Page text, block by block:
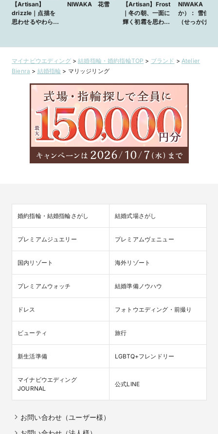
【Artisan】
drizzle｜点描を
思わせるやわらか
地を潤す春の霧雨
にやさしい記憶を
重ねて。
NIWAKA 花雪
【Artisan】Frost
｜冬の朝、一面に
輝く初霜を思わせ
に歩いたあの冬の
日の記憶を永遠に
とどめて。
NIWAKA（に
か）： 雪佳景
（せっかけい
マイナビウエディング>結婚指輪・婚約指輪TOP > ブランド > Atelier
Bienra > 結婚指輪 > マリッジリング
婚約指輪・結婚指輪さがし 結婚式場さがし
プレミアムジュエリー プレミアムヴェニュー
国内リゾート 海外リゾート
プレミアムウォッチ 結婚準備ノウハウ
ドレス フォトウエディング・前撮り
ビューティ 旅行
新生活準備 LGBTQ+フレンドリー
マイナビウエディング
JOURNAL
公式LINE
お問い合わせ（ユーザー様）